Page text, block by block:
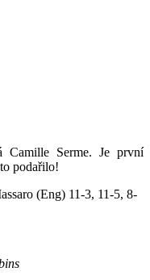
Camille Serme. Je první
podařilo!
(Eng) 11-3, 11-5, 8-